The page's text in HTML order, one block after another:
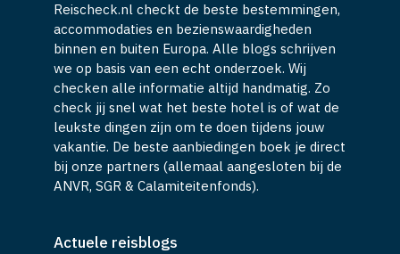
Reischeck.nl checkt de beste bestemmingen,
accommodaties en bezienswaardigheden
binnen en buiten Europa. Alle blogs schrijven
we op basis van een echt onderzoek. Wij
checken alle informatie altijd handmatig. Zo
check jij snel wat het beste hotel is of wat de
leukste dingen zijn om te doen tijdens jouw
vakantie. De beste aanbiedingen boek je direct
bij onze partners (allemaal aangesloten bij de
ANVR, SGR & Calamiteitenfonds).
Actuele reisblogs